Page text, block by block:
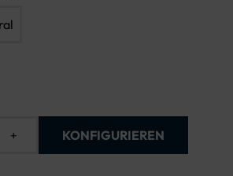
+ KONFIGURIEREN